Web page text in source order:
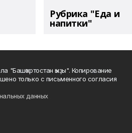
Рубрика "Еда и
напитки"
"Башҡортостан ҡыҙы". Копирование
только с письменного согласия
данных